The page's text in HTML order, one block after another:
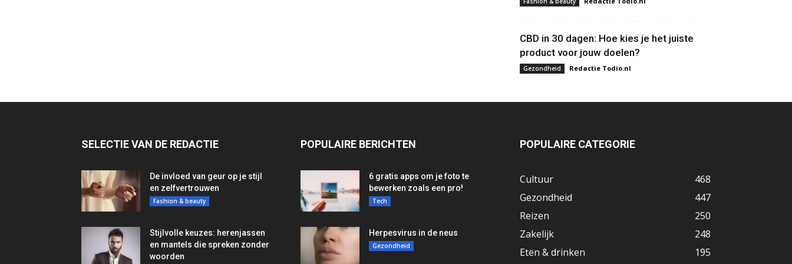
CBD in 30 dagen: Hoe kies je het juiste
product voor jouw doelen?
Gezondheid Redactie Todio.nl
SELECTIE VAN DE REDACTIE
De invloed van geur op je stijl
en zelfvertrouwen
Fashion & beauty
Stijlvolle keuzes: herenjassen
en mantels die spreken zonder
woorden
POPULAIRE BERICHTEN
6 gratis apps om je foto te
bewerken zoals een pro!
Tech
Herpesvirus in de neus
Gezondheid
POPULAIRE CATEGORIE
Cultuur
468
Gezondheid
447
Reizen
250
Zakelijk
248
Eten & drinken
195